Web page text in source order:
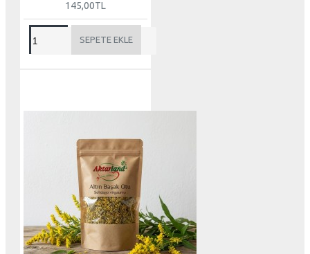
145,00TL
SEPETE EKLE